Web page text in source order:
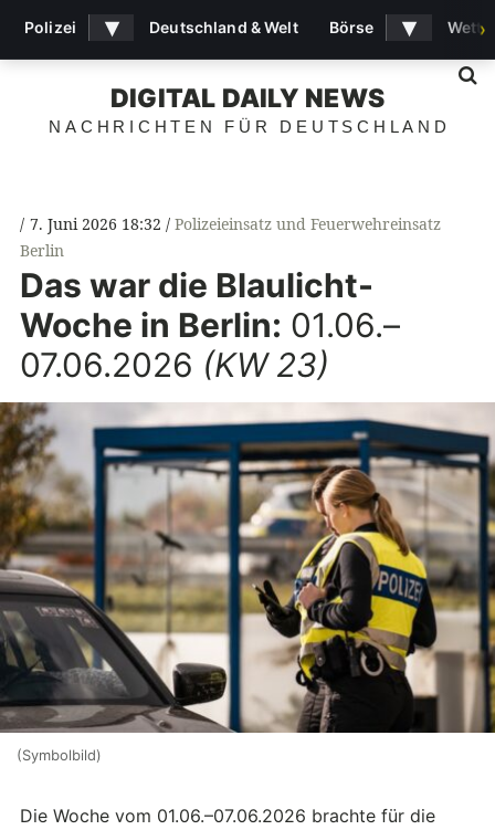
DIGITAL DAILY NEWS
NACHRICHTEN FÜR DEUTSCHLAND
7. Juni 2026 18:32
Polizeieinsatz und Feuerwehreinsatz
Berlin
Das war die Blaulicht-
Woche in Berlin: 01.06.–
07.06.2026 (KW 23)
(Symbolbild)
Die Woche vom 01.06.–07.06.2026 brachte für die
Polizei ▾ Deutschland & Welt Börse ▾ ›